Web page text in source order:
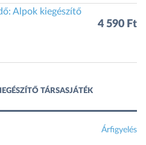
Alpok kiegészítő
4 590 Ft
TÁRSASJÁTÉK
Árfigyelés